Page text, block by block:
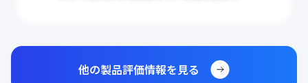
他の製品評価情報を見る